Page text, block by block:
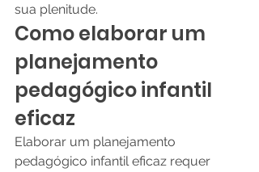
sua plenitude.
Como elaborar um
planejamento
pedagógico infantil
eficaz
Elaborar um planejamento
pedagógico infantil eficaz requer